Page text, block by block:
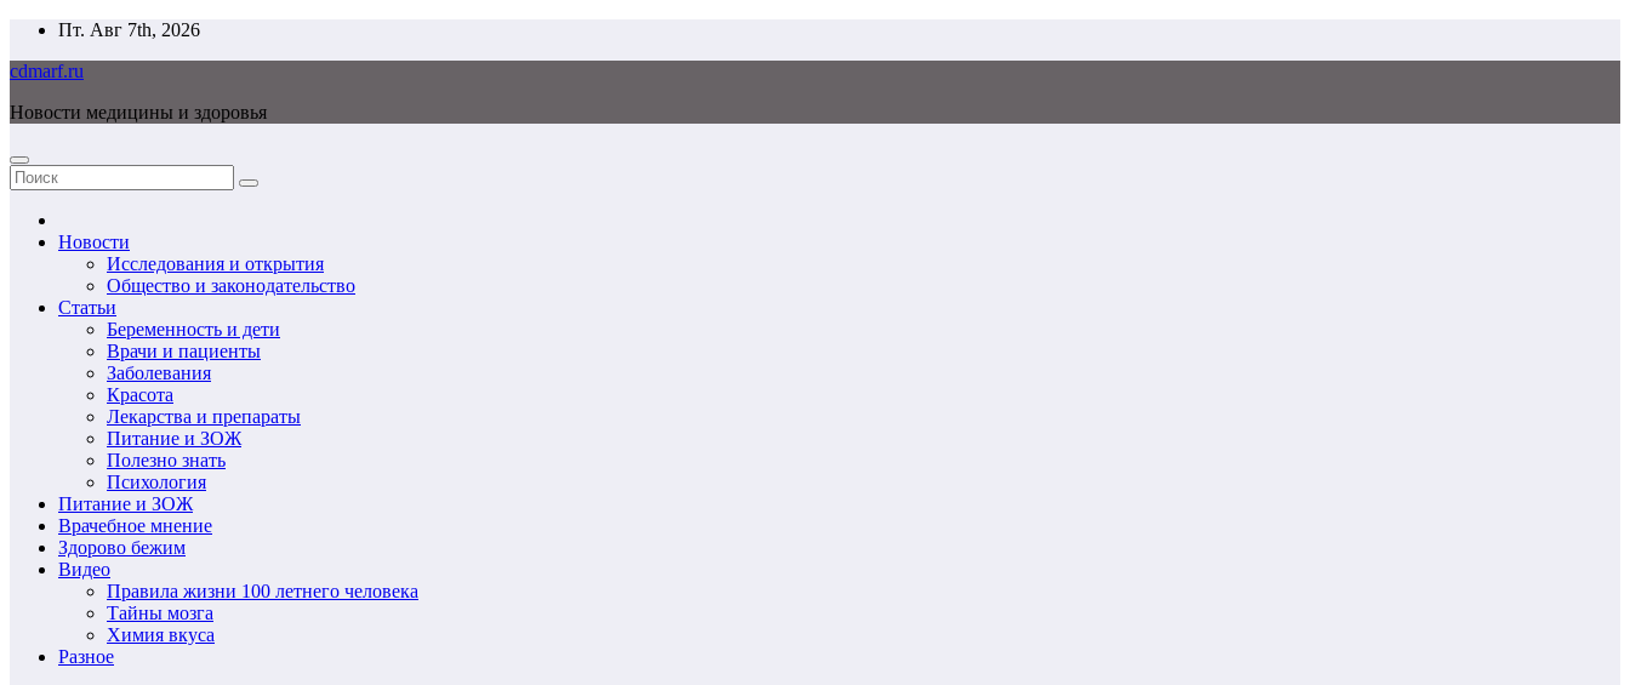
Перейти
содержимому
Пт. Авг 7th, 2026
cdmarf.ru
Новости медицины и здоровья
Новости
Исследования и открытия
Общество и законодательство
Статьи
Беременность и дети
Врачи и пациенты
Заболевания
Красота
Лекарства и препараты
Питание и ЗОЖ
Полезно знать
Психология
Питание и ЗОЖ
Врачебное мнение
Здорово бежим
Видео
Правила жизни 100 летнего человека
Тайны мозга
Химия вкуса
Разное